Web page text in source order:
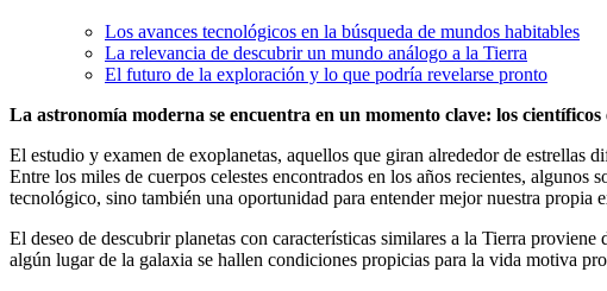
Los avances tecnológicos en la búsqueda de mundos habitables
La relevancia de descubrir un mundo análogo a la Tierra
El futuro de la exploración y lo que podría revelarse pronto
La astronomía moderna se encuentra en un momento clave: los
El estudio y examen de exoplanetas, aquellos que giran alrededor de estrellas
Entre los miles de cuerpos celestes encontrados en los años recientes,
tecnológico, sino también una oportunidad para entender mejor nuestra
El deseo de descubrir planetas con características similares a la Tierra
algún lugar de la galaxia se hallen condiciones propicias para la vida motiva